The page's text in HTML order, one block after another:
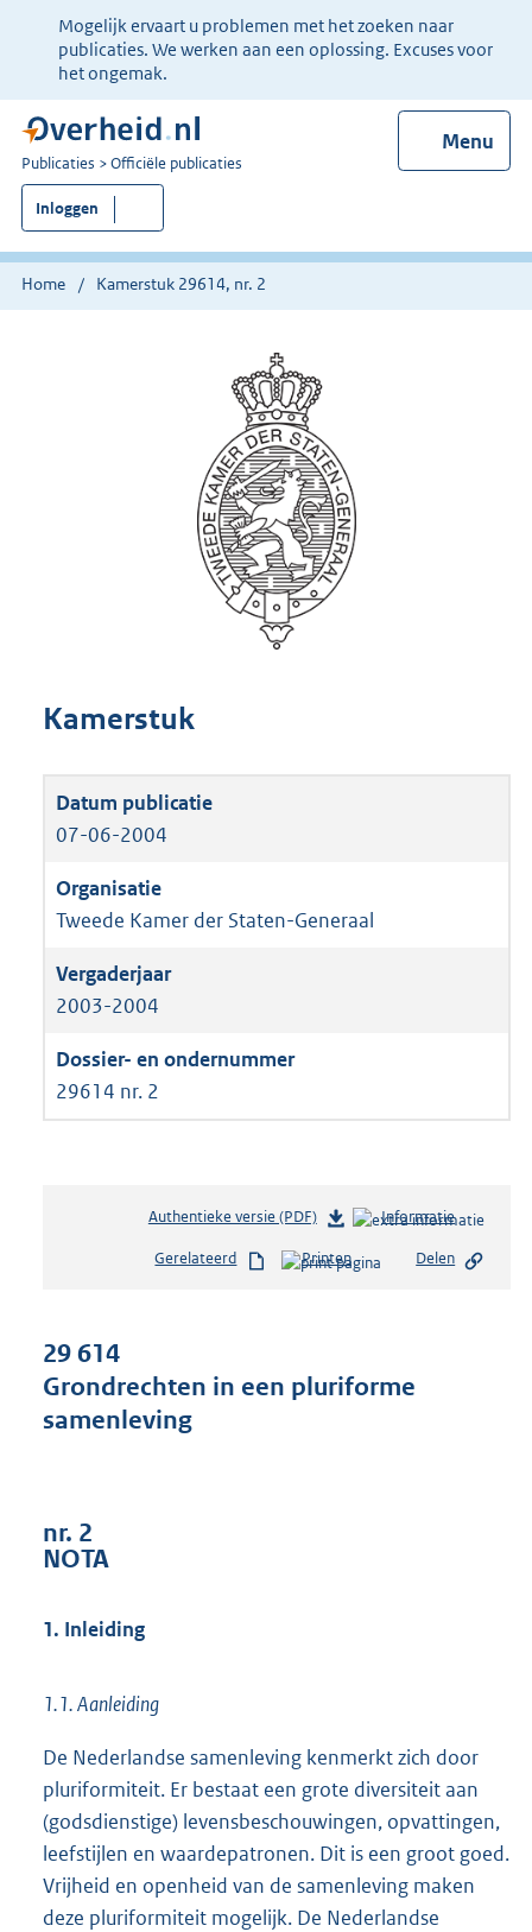
Ter
informatie:
Mogelijk ervaart u problemen met het zoeken naar
publicaties. We werken aan een oplossing. Excuses voor
het ongemak.
Menu
U
bent
nu
hier:
Publicaties Officiële publicaties
Inloggen
Home Kamerstuk 29614, nr. 2
Kamerstuk
07-06-2004
Tweede Kamer der Staten-Generaal
2003-2004
29614 nr. 2
Authentieke versie (PDF)b
s
s
Informatie
Gerelateerd Printen Delen
29 614
Grondrechten in een pluriforme
samenleving
nr. 2
NOTA
1. Inleiding
1.1. Aanleiding
De Nederlandse samenleving kenmerkt zich door
pluriformiteit. Er bestaat een grote diversiteit aan
(godsdienstige) levensbeschouwingen, opvattingen,
leefstijlen en waardepatronen. Dit is een groot goed.
Vrijheid en openheid van de samenleving maken
deze pluriformiteit mogelijk. De Nederlandse